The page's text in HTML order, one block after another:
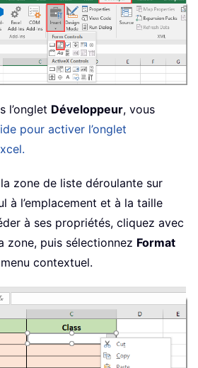
l’onglet Développeur, vous
pour activer l’onglet
zone de liste déroulante sur
à l’emplacement et à la taille
à ses propriétés, cliquez avec
zone, puis sélectionnez Format
contextuel.